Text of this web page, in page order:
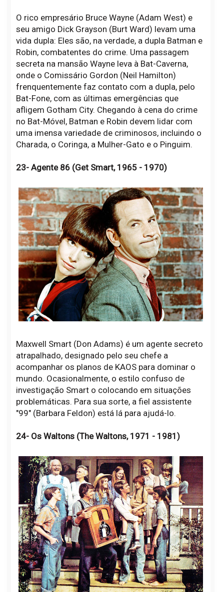
O rico empresário Bruce Wayne (Adam West) e
seu amigo Dick Grayson (Burt Ward) levam uma
vida dupla: Eles são, na verdade, a dupla Batman e
Robin, combatentes do crime. Uma passagem
secreta na mansão Wayne leva à Bat-Caverna,
onde o Comissário Gordon (Neil Hamilton)
frenquentemente faz contato com a dupla, pelo
Bat-Fone, com as últimas emergências que
afligem Gotham City. Chegando à cena do crime
no Bat-Móvel, Batman e Robin devem lidar com
uma imensa variedade de criminosos, incluindo o
Charada, o Coringa, a Mulher-Gato e o Pinguim.
23- Agente 86 (Get Smart, 1965 - 1970)
Maxwell Smart (Don Adams) é um agente secreto
atrapalhado, designado pelo seu chefe a
acompanhar os planos de KAOS para dominar o
mundo. Ocasionalmente, o estilo confuso de
investigação Smart o colocando em situações
problemáticas. Para sua sorte, a fiel assistente
"99" (Barbara Feldon) está lá para ajudá-lo.
24- Os Waltons (The Waltons, 1971 - 1981)